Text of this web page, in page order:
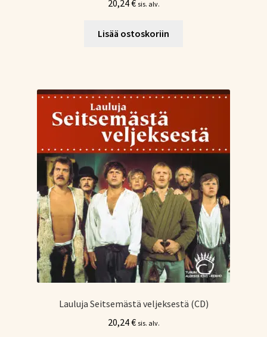
20,24€ sis. alv.
Lisää ostoskoriin
Lauluja Seitsemästä veljeksestä (CD)
20,24€ sis. alv.